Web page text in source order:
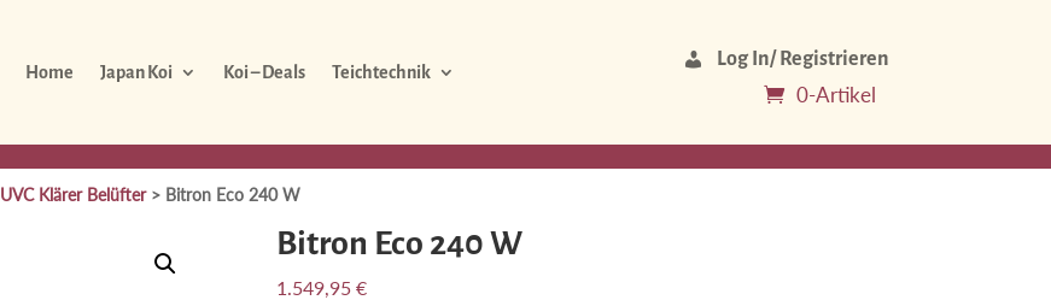
Home Japan Koi Koi – Deals Teichtechnik
Log In/ Registrieren
0-Artikel
UVC Klärer Belüfter> Bitron Eco 240 W
Bitron Eco 240 W
1.549,95 €